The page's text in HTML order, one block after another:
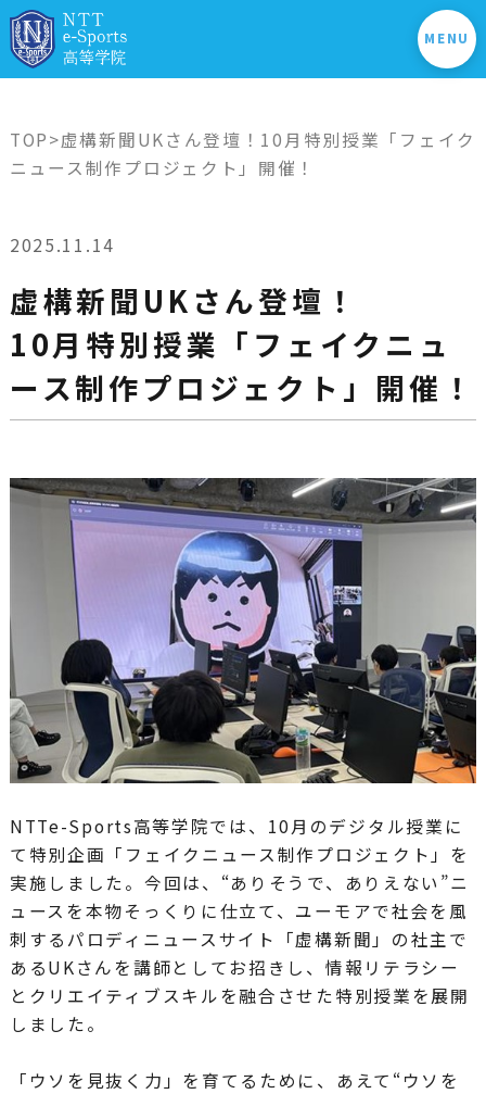
MENU
TOP>虚構新聞UKさん登壇！10月特別授業「フェイク
ニュース制作プロジェクト」開催！
2025.11.14
虚構新聞UKさん登壇！
10月特別授業「フェイクニュ
ース制作プロジェクト」開催！
NTTe-Sports高等学院では、10月のデジタル授業に
て特別企画「フェイクニュース制作プロジェクト」を
実施しました。今回は、“ありそうで、ありえない”ニ
ュースを本物そっくりに仕立て、ユーモアで社会を風
刺するパロディニュースサイト「虚構新聞」の社主で
あるUKさんを講師としてお招きし、情報リテラシー
とクリエイティブスキルを融合させた特別授業を展開
しました。
「ウソを見抜く力」を育てるために、あえて“ウソを